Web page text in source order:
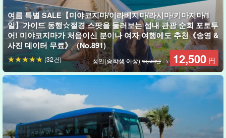
0세부터 OK! 미야코지마에서 당일치기 OK!
송영서비스로 편하게 참가
대상 연령은 0~100세어린 자녀를 동반한 가족부터 시니어까지 안심
하고 참가할 수 있는 친절한 내용◎.
여름 특별 SALE【미야코지마/이라베지마/라시마/키마지마/1
일】가이드 동행☆절경 스팟을 둘러보는 섬내 관광 순회 포토투
어! 미야코지마가 처음이신 분이나 여자 여행에도 추천《송영 &
사진 데이터 무료》（No.891)
성인(중학생 이상) 13,500엔→ 12,500 円
(32건)